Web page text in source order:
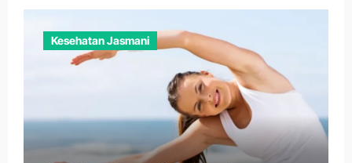
Kesehatan Jasmani